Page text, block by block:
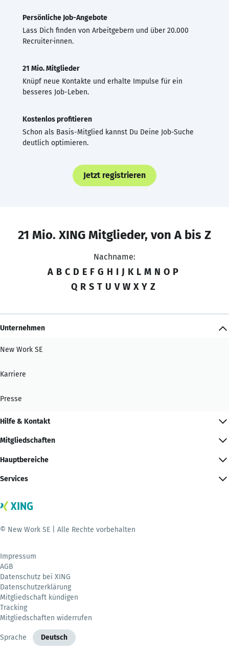
Persönliche Job-Angebote
Lass Dich finden von Arbeitgebern und über 20.000
Recruiter·innen.
21 Mio. Mitglieder
Knüpf neue Kontakte und erhalte Impulse für ein
besseres Job-Leben.
Kostenlos profitieren
Schon als Basis-Mitglied kannst Du Deine Job-Suche
deutlich optimieren.
Jetzt registrieren
21 Mio. XING Mitglieder, von A bis Z
Nachname:
A B C D E F G H I J K L M N O P
Q R S T U V W X Y Z
Unternehmen
New Work SE
Karriere
Presse
Hilfe & Kontakt
Mitgliedschaften
Hauptbereiche
Services
© New Work SE | Alle Rechte vorbehalten
Impressum
AGB
Datenschutz bei XING
Datenschutzerklärung
Mitgliedschaft kündigen
Tracking
Mitgliedschaften widerrufen
Sprache Deutsch